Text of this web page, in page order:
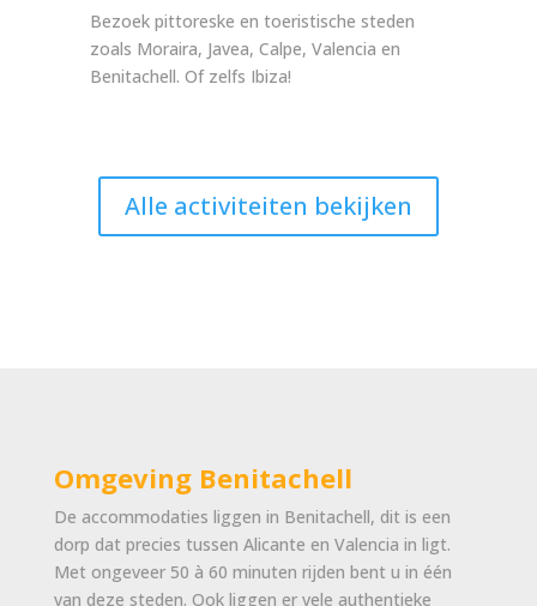
Bezoek pittoreske en toeristische steden
zoals Moraira, Javea, Calpe, Valencia en
Benitachell. Of zelfs Ibiza!
Alle activiteiten bekijken
Omgeving Benitachell
De accommodaties liggen in Benitachell, dit is een
dorp dat precies tussen Alicante en Valencia in ligt.
Met ongeveer 50 à 60 minuten rijden bent u in één
van deze steden. Ook liggen er vele authentieke